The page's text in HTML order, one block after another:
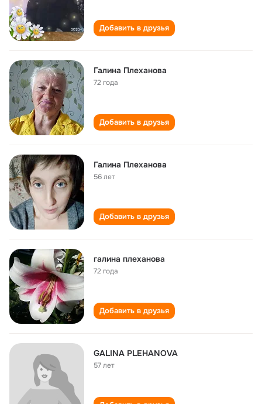
Добавить в друзья
Галина Плеханова
72 года
Добавить в друзья
Галина Плеханова
56 лет
Добавить в друзья
галина плеханова
72 года
Добавить в друзья
GALINA PLEHANOVA
57 лет